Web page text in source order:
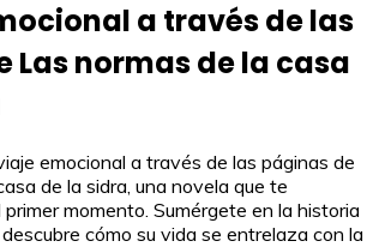
a través de las
Las normas de la casa
emocional a través de las páginas de
de la sidra, una novela que te
momento. Sumérgete en la historia
cómo su vida se entrelaza con la